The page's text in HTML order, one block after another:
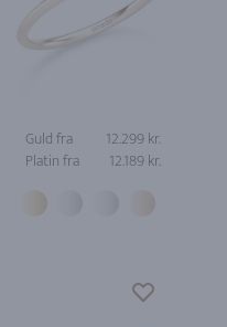
Guld fra
12.299 kr.
Platin fra
12.189 kr.